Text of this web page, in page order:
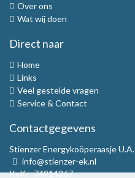
Over ons
Wat wij doen
Direct naar
Home
Links
Veel gestelde vragen
Service & Contact
Contactgegevens
Stienzer Energykoöperaasje U.A.
info@stienzer-ek.nl
KvK: 74914367